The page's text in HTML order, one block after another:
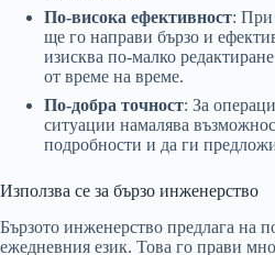
По-висока ефективност: При
ще го направи бързо и
изисква по-малко
от време на време.
По-добра точност: За
ситуации намалява
подробности и да ги
Използва се за бързо инженерство
Бързото инженерство предлага на
ежедневния език. Това го прави